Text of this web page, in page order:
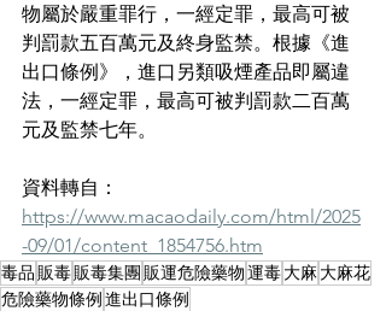
物屬於嚴重罪行，一經定罪，最高可被
判罰款五百萬元及終身監禁。根據《進
出口條例》，進口另類吸煙產品即屬違
法，一經定罪，最高可被判罰款二百萬
元及監禁七年。
資料轉自：
https://www.macaodaily.com/html/2025
-09/01/content_1854756.htm
毒品販毒販毒集團販運危險藥物運毒大麻大麻花
危險藥物條例進出口條例